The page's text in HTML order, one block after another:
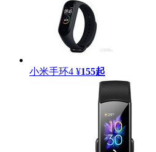
小米手环4 ¥155起